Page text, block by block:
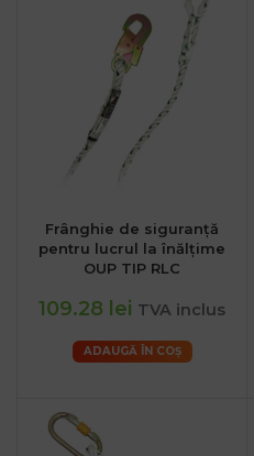
Frânghie de siguranță
pentru lucrul la înălțime
OUP TIP RLC
109.28 lei TVA inclus
ADAUGĂ ÎN COȘ